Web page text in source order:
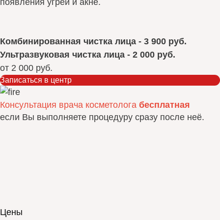
появления угрей и акне.
Комбинированная чистка лица - 3 900 руб.
Ультразвуковая чистка лица - 2 000 руб.
от 2 000 руб.
Записаться в центр
Консультация врача косметолога бесплатная
если Вы выполняете процедуру сразу после неё.
Цены